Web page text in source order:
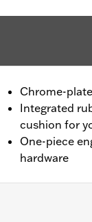
Chrome-
Integrated
cushion for
One-piece
hardware